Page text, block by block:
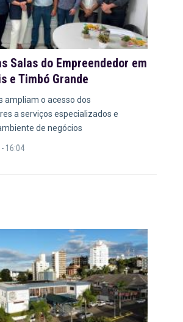
Salas do Empreendedor em
e Timbó Grande
ampliam o acesso dos
a serviços especializados e
de negócios
16:04